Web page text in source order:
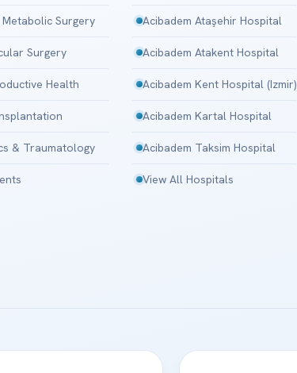
Surgery
Surgery
Health
& Traumatology
Acibadem Ataşehir Hospital
Acibadem Atakent Hospital
Acibadem Kent Hospital (Izmir)
Acibadem Kartal Hospital
Acibadem Taksim Hospital
View All Hospitals